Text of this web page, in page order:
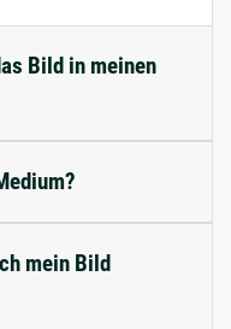
Bild in meinen
mein Bild